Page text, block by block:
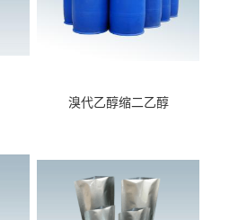
溴代乙醇缩二乙醇